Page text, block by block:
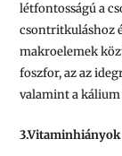
létfontosságú a
csontritkuláshoz
makroelemek
foszfor, az az
valamint a kálium